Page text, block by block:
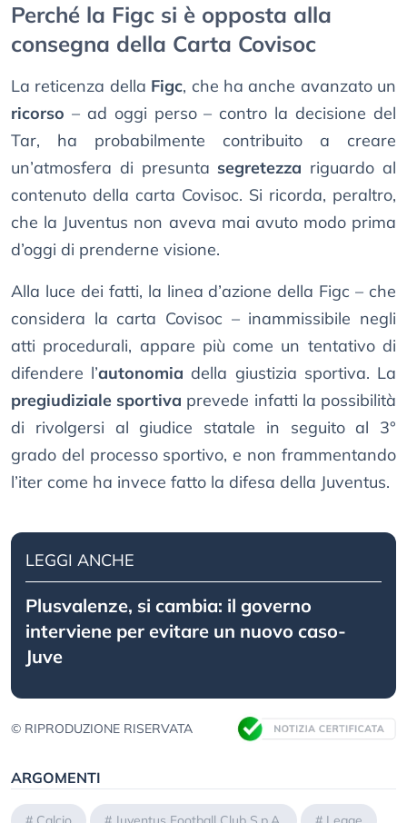
Perché la Figc si è opposta alla
consegna della Carta Covisoc
La reticenza della Figc, che ha anche avanzato un
ricorso – ad oggi perso – contro la decisione del
Tar, ha probabilmente contribuito a creare
un’atmosfera di presunta segretezza riguardo al
contenuto della carta Covisoc. Si ricorda, peraltro,
che la Juventus non aveva mai avuto modo prima
d’oggi di prenderne visione.
Alla luce dei fatti, la linea d’azione della Figc – che
considera la carta Covisoc – inammissibile negli
atti procedurali, appare più come un tentativo di
difendere l’autonomia della giustizia sportiva. La
pregiudiziale sportiva prevede infatti la possibilità
di rivolgersi al giudice statale in seguito al 3°
grado del processo sportivo, e non frammentando
l’iter come ha invece fatto la difesa della Juventus.
LEGGI ANCHE
Plusvalenze, si cambia: il governo
interviene per evitare un nuovo caso-
Juve
© RIPRODUZIONE RISERVATA
ARGOMENTI